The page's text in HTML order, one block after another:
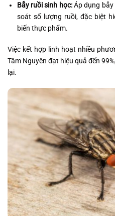
Bẫy ruồi sinh học:Áp dụng
soát số lượng ruồi, đặc biệt
biến thực phẩm.
Việc kết hợp linh hoạt nhiều
Tâm Nguyên đạt hiệu quả đến
lại.